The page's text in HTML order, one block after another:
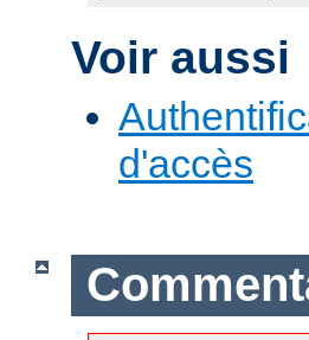
Voir aussi
d'accès